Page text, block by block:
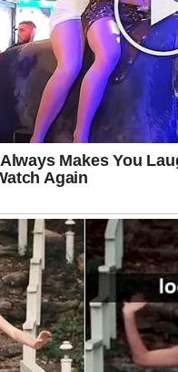
zbog navike – ili biraš
NOVAC –
planu, druga polovina
ciljeva. Više vam nije
smisao, rast i
će:
ili ponudu